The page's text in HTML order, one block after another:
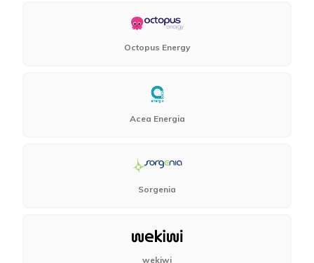
Octopus Energy
Acea Energia
Sorgenia
wekiwi